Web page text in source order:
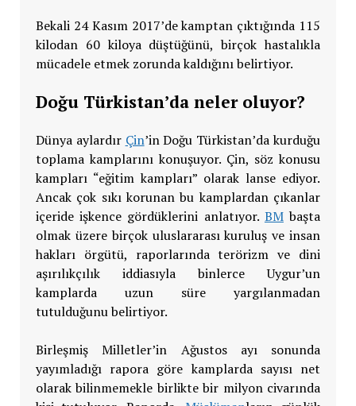
Bekali 24 Kasım 2017’de kamptan çıktığında 115
kilodan 60 kiloya düştüğünü, birçok hastalıkla
mücadele etmek zorunda kaldığını belirtiyor.
Doğu Türkistan’da neler oluyor?
Dünya aylardır Çin’in Doğu Türkistan’da kurduğu
toplama kamplarını konuşuyor. Çin, söz konusu
kampları “eğitim kampları” olarak lanse ediyor.
Ancak çok sıkı korunan bu kamplardan çıkanlar
içeride işkence gördüklerini anlatıyor. BMbaşta
olmak üzere birçok uluslararası kuruluş ve insan
hakları örgütü, raporlarında terörizm ve dini
aşırılıkçılık iddiasıyla binlerce Uygur’un
kamplarda uzun süre yargılanmadan
tutulduğunu belirtiyor.
Birleşmiş Milletler’in Ağustos ayı sonunda
yayımladığı rapora göre kamplarda sayısı net
olarak bilinmemekle birlikte bir milyon civarında